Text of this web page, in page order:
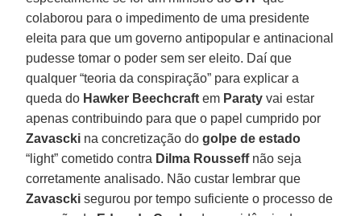
colaborou para o impedimento de uma presidente
eleita para que um governo antipopular e antinacional
pudesse tomar o poder sem ser eleito. Daí que
qualquer “teoria da conspiração” para explicar a
queda do Hawker Beechcraft em Paraty vai estar
apenas contribuindo para que o papel cumprido por
Zavascki na concretização dogolpe de estado
“light” cometido contra Dilma Rousseffnão seja
corretamente analisado. Não custar lembrar que
Zavascki segurou por tempo suficiente o processo de